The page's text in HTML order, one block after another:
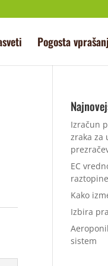
Pogosta
Izračun
zraka za
EC
raztopine
Kako
Izbira
sistem